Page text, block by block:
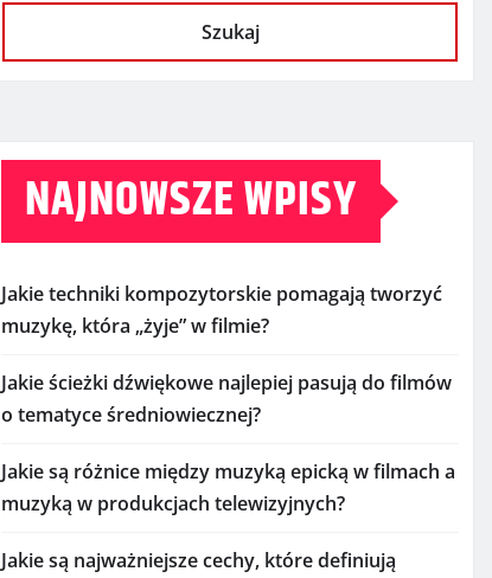
Szukaj
NAJNOWSZE WPISY
Jakie techniki kompozytorskie pomagają tworzyć
muzykę, która „żyje” w filmie?
Jakie ścieżki dźwiękowe najlepiej pasują do filmów
o tematyce średniowiecznej?
Jakie są różnice między muzyką epicką w filmach a
muzyką w produkcjach telewizyjnych?
Jakie są najważniejsze cechy, które definiują